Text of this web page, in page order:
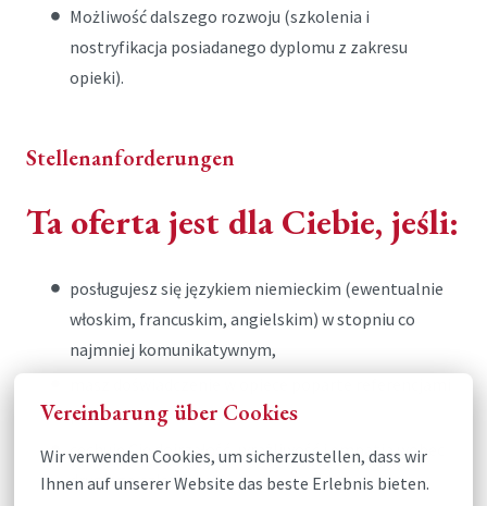
Vereinbarung über Cookies
Wir verwenden Cookies, um sicherzustellen, dass wir
Ihnen auf unserer Website das beste Erlebnis bieten.
Możliwość dalszego rozwoju (szkolenia i
nostryfikacja posiadanego dyplomu z zakresu
opieki).
Stellenanforderungen
Ta oferta jest dla Ciebie, jeśli:
posługujesz się językiem niemieckim (ewentualnie
włoskim, francuskim, angielskim) w stopniu co
najmniej komunikatywnym,
pisemnymi,
cechuje Cię dojrzałość, wrażliwość i empatia wobec
drugiego człowieka,